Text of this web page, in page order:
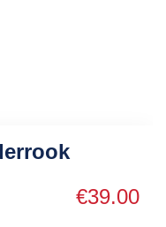
€39.00